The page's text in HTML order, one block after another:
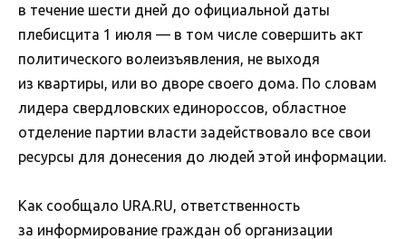
в течение шести дней до официальной даты
плебисцита 1 июля — в том числе совершить акт
политического волеизъявления, не выходя
из квартиры, или во дворе своего дома. По словам
лидера свердловских единороссов, областное
отделение партии власти задействовало все свои
ресурсы для донесения до людей этой информации.
Как сообщало URA.RU, ответственность
за информирование граждан об организации